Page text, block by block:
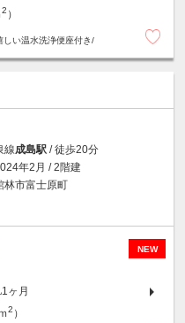
2 ）
しい温水洗浄便座付き/
線成島駅 / 徒歩20分
年2月 / 2階建
林市富士原町
NEW
1ヶ月
2 ）